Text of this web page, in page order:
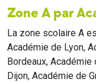
Zone A par
La zone scolaire A
Académie de Lyon,
Bordeaux,
Dijon, Académie de